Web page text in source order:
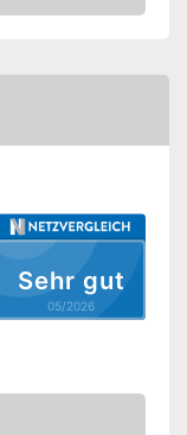
Treble
Kanal
Gain
einen Kopfhörer-
Sehr gut
05/2026